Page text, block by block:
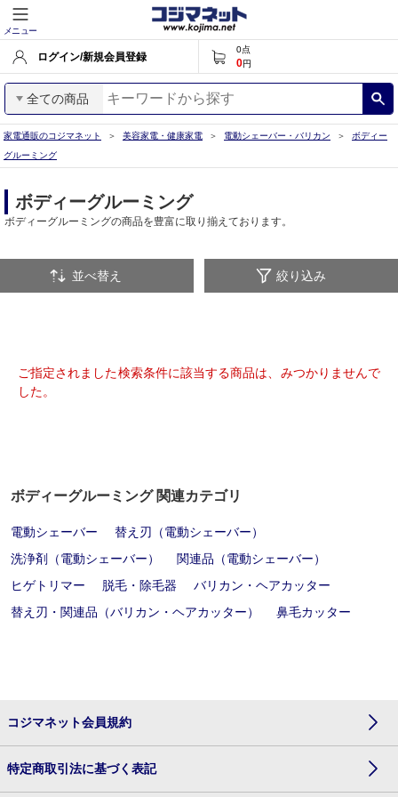
メニュー
ログイン/新規会員登録
0点
0円
全ての商品
家電通販のコジマネット 美容家電・健康家電 電動シェーバー・バリカン
ボディー
グルーミング
ボディーグルーミング
ボディーグルーミングの商品を豊富に取り揃えております。
並べ替え 絞り込み
ご指定されました検索条件に該当する商品は、みつかりませんで
した。
ボディーグルーミング 関連カテゴリ
電動シェーバー
替え刃（電動シェーバー）
洗浄剤（電動シェーバー）
関連品（電動シェーバー）
ヒゲトリマー
脱毛・除毛器
バリカン・ヘアカッター
替え刃・関連品（バリカン・ヘアカッター）
鼻毛カッター
コジマネット会員規約
特定商取引法に基づく表記